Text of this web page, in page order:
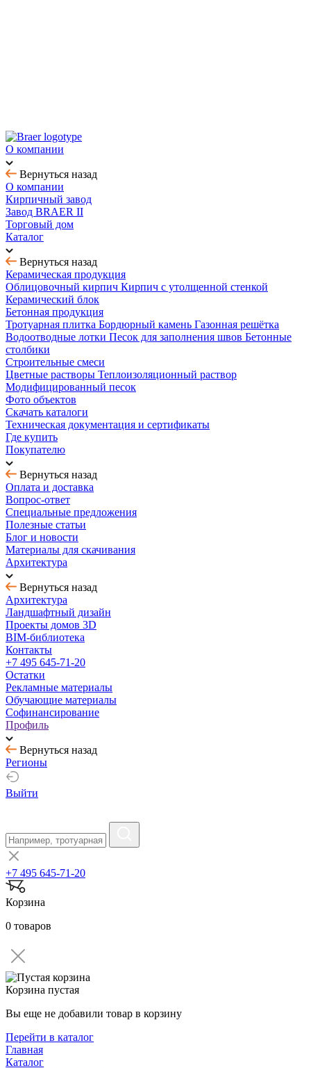
О компании
Вернуться назад
О компании
Кирпичный завод
Завод BRAER II
Торговый дом
Каталог
Вернуться назад
Керамическая продукция
Облицовочный кирпич Кирпич с утолщенной стенкой
Керамический блок
Бетонная продукция
Тротуарная плитка Бордюрный камень Газонная решётка
Водоотводные лотки Песок для заполнения швов Бетонные
столбики
Строительные смеси
Цветные растворы Теплоизоляционный раствор
Модифицированный песок
Фото объектов
Скачать каталоги
Техническая документация и сертификаты
Где купить
Покупателю
Вернуться назад
Оплата и доставка
Вопрос-ответ
Специальные предложения
Полезные статьи
Блог и новости
Материалы для скачивания
Архитектура
Вернуться назад
Архитектура
Ландшафтный дизайн
Проекты домов 3D
BIM-библиотека
Контакты
+7 495 645-71-20
Остатки
Рекламные материалы
Обучающие материалы
Софинансирование
Профиль
Вернуться назад
Регионы
Выйти
+7 495 645-71-20
Корзина
0 товаров
Корзина пустая
Вы еще не добавили товар в корзину
Перейти в каталог
Главная
Каталог